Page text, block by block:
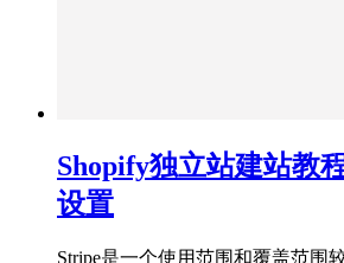
Shopify独立站建站教
设置
Stripe是一个使用范围和覆盖范围